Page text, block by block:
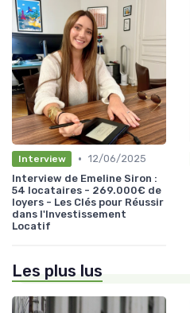
Interview • 12/06/2025
Interview de Emeline Siron :
54 locataires - 269.000€ de
loyers - Les Clés pour Réussir
dans l'Investissement
Locatif
Les plus lus